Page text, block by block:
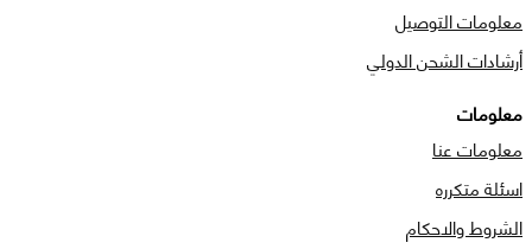
معلومات التوصيل
أرشادات الشحن الدولي
معلومات
معلومات عنا
اسئلة متكرره
الشروط والاحكام